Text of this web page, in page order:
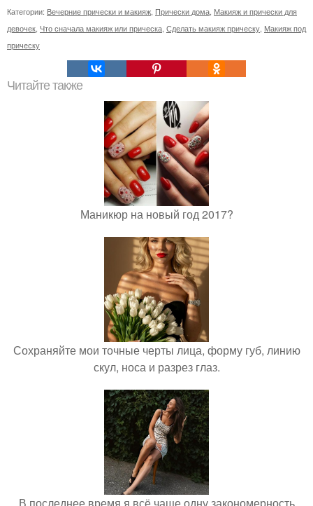
Категории: Вечерние прически и макияж Прически дома Макияж и прически для
девочек Что сначала макияж или прическа Сделать макияж прическу Макияж под
прическу
Читайте также
Маникюр на новый год 2017?
Сохраняйте мои точные черты лица, форму губ, линию
скул, носа и разрез глаз.